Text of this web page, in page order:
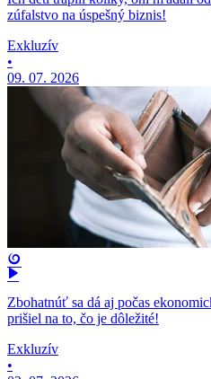
zúfalstvo na úspešný biznis!
Exkluzív
•
09. 07. 2026
Zbohatnúť sa dá aj počas
prišiel na to, čo je dôležité!
Exkluzív
•